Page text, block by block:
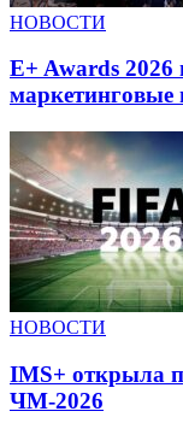
НОВОСТИ
E+ Awards
НОВОСТИ
IMS+ открыла
ЧМ-2026